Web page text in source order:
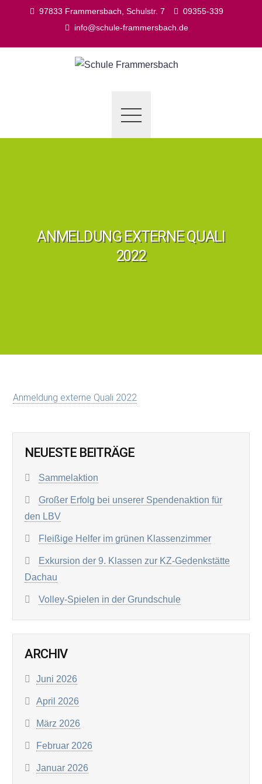
97833 Frammersbach, Schulstr. 7
09355-339
info@schule-frammersbach.de
ANMELDUNG EXTERNE QUALI
2022
Anmeldung externe Quali 2022
NEUESTE BEITRÄGE
Sammelaktion
Großer Erfolg bei unserer Spendenaktion für
den LBV
Fleißige Helfer im grünen Klassenzimmer
Exkursion der 9. Klassen zur KZ-Gedenkstätte
Dachau
Volley-Spielen in der Grundschule
ARCHIV
Juni 2026
April 2026
März 2026
Februar 2026
Januar 2026